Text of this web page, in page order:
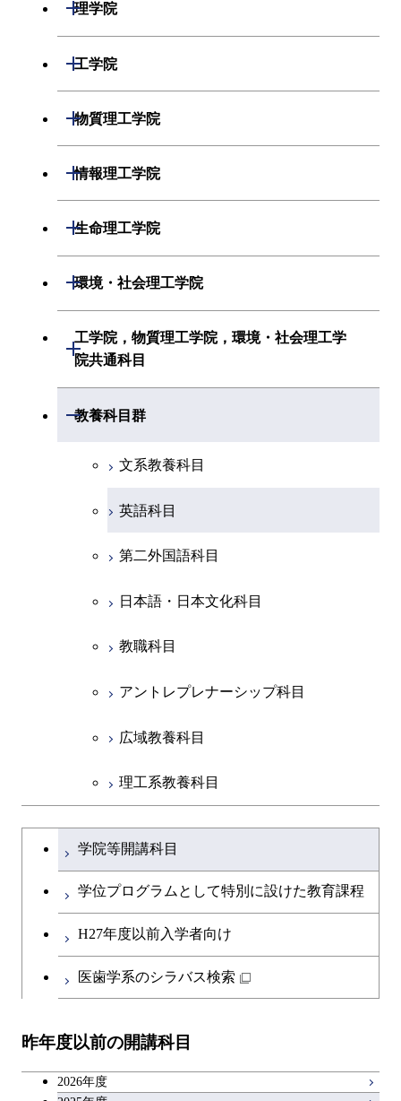
理学院
開閉
化学系
初年次専門科目
創造プロセス科目
共通専門科目
工学院
開閉
機械系
電気電子系
経営工学系
初年次専門科目
創造プロセス科目
物質理工学院
開閉
材料系
初年次専門科目
共通専門科目
情報理工学院
開閉
数理・計算科学系
初年次専門科目
創造プロセス科目
共通専門科目
生命理工学院
開閉
生命理工学系
創造プロセス科目
共通専門科目
環境・社会理工学院
開閉
建築学系
融合理工学系
初年次専門科目
創造プロセス科目
共通専門科目
工学院，物質理工学院，環境・社会理工学
院共通科目
開閉
工学院，物質理工学院，環境・社会
教養科目群
開閉
文系教養科目
英語科目
第二外国語科目
日本語・日本文化科目
教職科目
アントレプレナーシップ科目
広域教養科目
理工系教養科目
学士課程を切り替える
学院等開講科目
学位プログラムとして特別に設けた教育課程
H27年度以前入学者向け
医歯学系のシラバス検索
昨年度以前の開講科目
2026年度